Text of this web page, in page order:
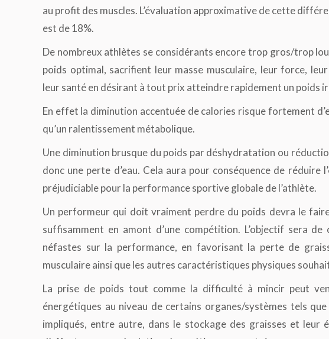
au profit des muscles. L’évaluation approximative de cette
est de 18%.
De nombreux athlètes se considérants encore trop gros/trop
poids optimal, sacrifient leur masse musculaire, leur force,
leur santé en désirant à tout prix atteindre rapidement un poids
En effet la diminution accentuée de calories risque fortement
qu’un ralentissement métabolique.
Une diminution brusque du poids par déshydratation ou
donc une perte d’eau. Cela aura pour conséquence de réduire
préjudiciable pour la performance sportive globale de l’athlète.
Un performeur qui doit vraiment perdre du poids devra le
suffisamment en amont d’une compétition. L’objectif sera
néfastes sur la performance, en favorisant la perte de
musculaire ainsi que les autres caractéristiques physiques
La prise de poids tout comme la difficulté à mincir peut
énergétiques au niveau de certains organes/systèmes tels
impliqués, entre autre, dans le stockage des graisses et leur